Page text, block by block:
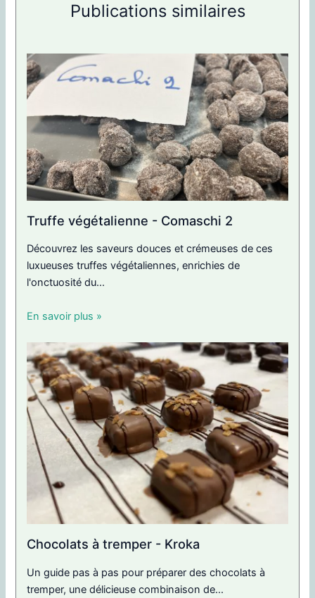
Publications similaires
Truffe végétalienne - Comaschi 2
Découvrez les saveurs douces et crémeuses de ces
luxueuses truffes végétaliennes, enrichies de
l'onctuosité du...
En savoir plus »
Chocolats à tremper - Kroka
Un guide pas à pas pour préparer des chocolats à
tremper, une délicieuse combinaison de...